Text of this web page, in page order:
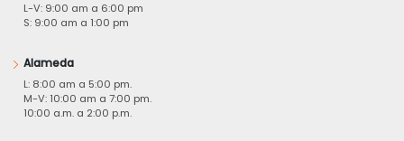
L-V: 9:00 am a 6:00 pm
S: 9:00 am a 1:00 pm
Alameda
L: 8:00 am a 5:00 pm.
M-V: 10:00 am a 7:00 pm.
10:00 a.m. a 2:00 p.m.